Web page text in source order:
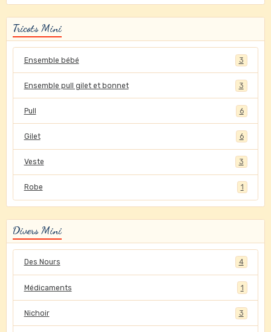
Tricots Mini
Ensemble bébé 3
Ensemble pull gilet et bonnet 3
Pull 6
Gilet 6
Veste 3
Robe 1
Divers Mini
Des Nours 4
Médicaments 1
Nichoir 3